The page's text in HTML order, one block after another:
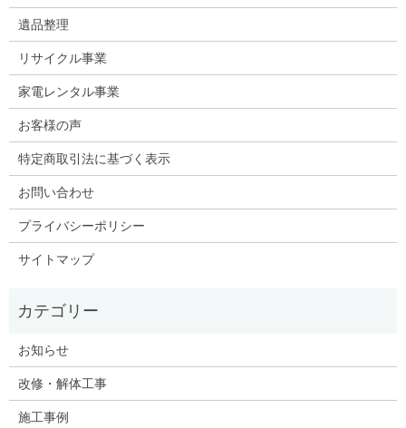
遺品整理
リサイクル事業
家電レンタル事業
お客様の声
特定商取引法に基づく表示
お問い合わせ
プライバシーポリシー
サイトマップ
お知らせ
改修・解体工事
施工事例